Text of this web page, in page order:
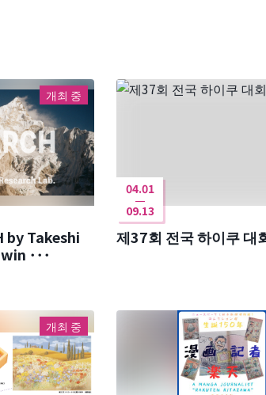
개최 중
by Takeshi
Yasura with Goldwin ･･･
04.01
09.13
제37회 전국 하이쿠 대
개최 중